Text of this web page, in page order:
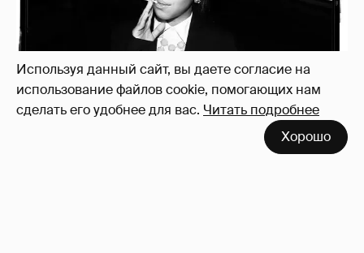
Используя данный сайт, вы даете согласие на
использование файлов cookie, помогающих нам
сделать его удобнее для вас. Читать подробнее
Хорошо